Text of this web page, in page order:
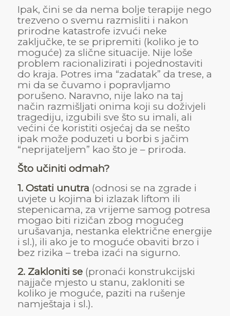
Ipak, čini se da nema bolje terapije nego
trezveno o svemu razmisliti i nakon
prirodne katastrofe izvući neke
zaključke, te se pripremiti (koliko je to
moguće) za slične situacije. Nije loše
problem racionalizirati i pojednostaviti
do kraja. Potres ima “zadatak” da trese, a
mi da se čuvamo i popravljamo
porušeno. Naravno, nije lako na taj
način razmišljati onima koji su doživjeli
tragediju, izgubili sve što su imali, ali
većini će koristiti osjećaj da se nešto
ipak može poduzeti u borbi s jačim
“neprijateljem” kao što je – priroda.
Što učiniti odmah?
1. Ostati unutra (odnosi se na zgrade i
uvjete u kojima bi izlazak liftom ili
stepenicama, za vrijeme samog potresa
mogao biti rizičan zbog mogućeg
urušavanja, nestanka električne energije
i sl.), ili ako je to moguće obaviti brzo i
bez rizika – treba izaći na sigurno.
2. Zakloniti se(pronaći konstrukcijski
najjače mjesto u stanu, zakloniti se
koliko je moguće, paziti na rušenje
namještaja i sl.).